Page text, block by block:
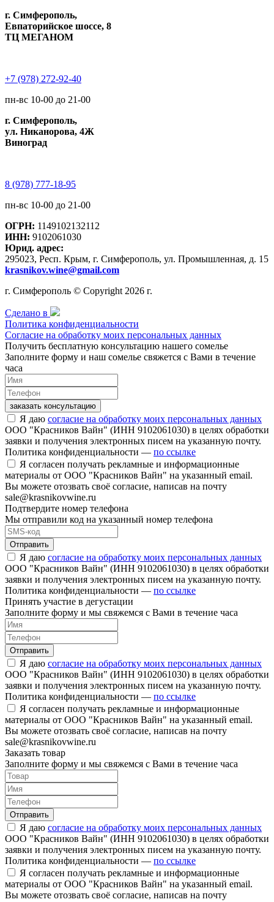
г. Симферополь,
Евпаторийское шоссе, 8
ТЦ МЕГАНОМ
+7 (978) 272-92-40
пн-вс 10-00 до 21-00
г. Симферополь,
ул. Никанорова, 4Ж
Виноград
8 (978) 777-18-95
пн-вс 10-00 до 21-00
ОГРН: 1149102132112
ИНН: 9102061030
Юрид. адрес:
295023, Респ. Крым, г. Симферополь, ул. Промышленная, д. 15
krasnikov.wine@gmail.com
г. Симферополь © Copyright 2026 г.
Сделано в
Политика конфиденциальности
Согласие на обработку моих персональных данных
Получить бесплатную консультацию нашего сомелье
Заполните форму и наш сомелье свяжется с Вами в течение
часа
заказать консультацию
Я даю согласие на обработку моих персональных данных
ООО "Красников Вайн" (ИНН 9102061030) в целях обработки
заявки и получения электронных писем на указанную почту.
Политика конфиденциальности — по ссылке
Я согласен получать рекламные и информационные
материалы от ООО "Красников Вайн" на указанный email.
Вы можете отозвать своё согласие, написав на почту
sale@krasnikovwine.ru
Подтвердите номер телефона
Мы отправили код на указанный номер телефона
Отправить
Я даю согласие на обработку моих персональных данных
ООО "Красников Вайн" (ИНН 9102061030) в целях обработки
заявки и получения электронных писем на указанную почту.
Политика конфиденциальности — по ссылке
Принять участие в дегустации
Заполните форму и мы свяжемся с Вами в течение часа
Отправить
Я даю согласие на обработку моих персональных данных
ООО "Красников Вайн" (ИНН 9102061030) в целях обработки
заявки и получения электронных писем на указанную почту.
Политика конфиденциальности — по ссылке
Я согласен получать рекламные и информационные
материалы от ООО "Красников Вайн" на указанный email.
Вы можете отозвать своё согласие, написав на почту
sale@krasnikovwine.ru
Заказать товар
Заполните форму и мы свяжемся с Вами в течение часа
Отправить
Я даю согласие на обработку моих персональных данных
ООО "Красников Вайн" (ИНН 9102061030) в целях обработки
заявки и получения электронных писем на указанную почту.
Политика конфиденциальности — по ссылке
Я согласен получать рекламные и информационные
материалы от ООО "Красников Вайн" на указанный email.
Вы можете отозвать своё согласие, написав на почту